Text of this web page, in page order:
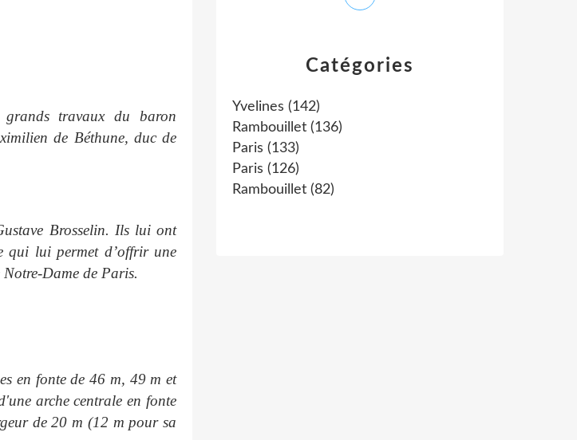
travaux du baron
de Béthune, duc de
Brosselin. Ils lui ont
qui lui permet d’offrir une
Dame de Paris.
en fonte de 46 m, 49 m et
arche centrale en fonte
de20 m (12 m pour sa
Catégories
Yvelines (142)
Rambouillet (136)
Paris (133)
Paris (126)
Rambouillet (82)